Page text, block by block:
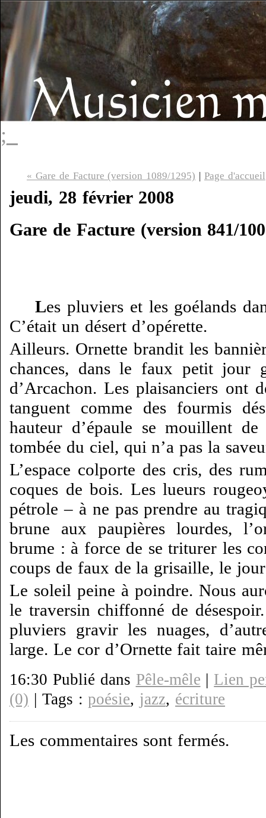
;_
« Gare de Facture (version 1089/1295) | Page d'accueil
jeudi, 28 février 2008
Gare de Facture (version 841/
Les pluviers et les goélands
C’était un désert d’opérette.
Ailleurs. Ornette brandit les
chances, dans le faux petit jour
d’Arcachon. Les plaisanciers ont
tanguent comme des fourmis
hauteur d’épaule se mouillent
tombée du ciel, qui n’a pas la
L’espace colporte des cris, des
coques de bois. Les lueurs
pétrole – à ne pas prendre au
brune aux paupières lourdes,
brume : à force de se triturer les
coups de faux de la grisaille, le
Le soleil peine à poindre. Nous
le traversin chiffonné de
pluviers gravir les nuages,
large. Le cor d’Ornette fait taire
16:30 Publié dans Pêle-mêle | Lien
(0) | Tags :poésie, jazz, écriture
Les commentaires sont fermés.